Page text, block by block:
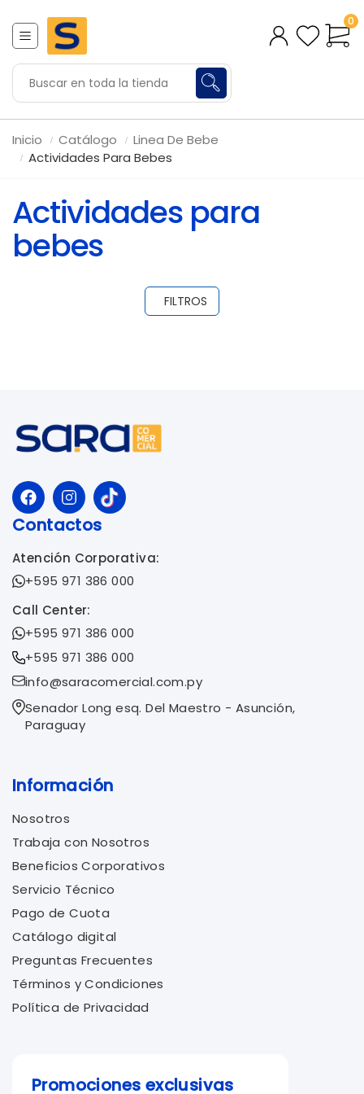
0
Inicio Catálogo
Linea De Bebe
Actividades Para Bebes
Actividades para
bebes
FILTROS
Contactos
Atención Corporativa:
+595 971 386 000
Call Center:
+595 971 386 000
+595 971 386 000
info@saracomercial.com.py
Senador Long esq. Del Maestro - Asunción,
Paraguay
Información
Nosotros
Trabaja con Nosotros
Beneficios Corporativos
Servicio Técnico
Pago de Cuota
Catálogo digital
Preguntas Frecuentes
Términos y Condiciones
Política de Privacidad
Promociones exclusivas